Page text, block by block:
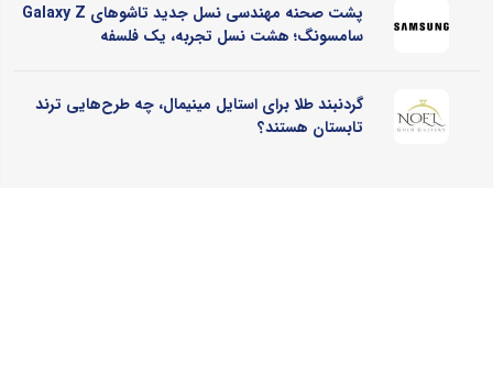
پشت صحنه مهندسی نسل جدید تاشوهای Galaxy Z
سامسونگ؛ هشت نسل تجربه، یک فلسفه
گردنبند طلا برای استایل مینیمال، چه طرح‌هایی ترند
تابستان هستند؟